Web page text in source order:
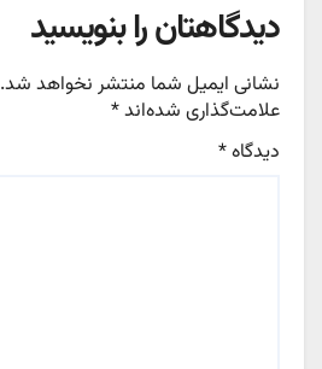
دیدگاهتان را بنویسید
نشانی ایمیل شما منتشر نخواهد شد.
علامت‌گذاری شده‌اند*
دیدگاه*